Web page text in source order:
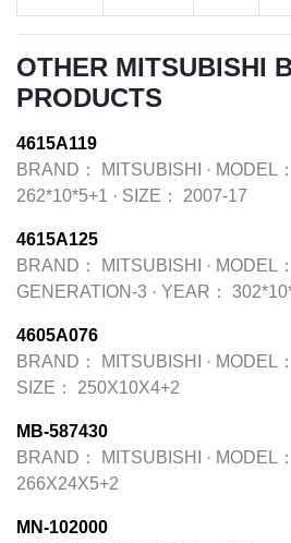
OTHER MITSUBISHI
PRODUCTS
4615A119
BRAND：
MITSUBISHI · MODEL：
262*10*5+1 · SIZE： 2007-17
4615A125
BRAND：
MITSUBISHI · MODEL：
GENERATION-3 · YEAR：
4605A076
BRAND：
MITSUBISHI · MODEL：
SIZE：
250X10X4+2
MB-587430
BRAND：
MITSUBISHI · MODEL：
266X24X5+2
MN-102000